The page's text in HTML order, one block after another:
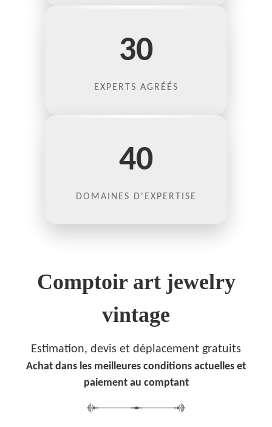
30
EXPERTS AGRÉÉS
40
DOMAINES D'EXPERTISE
Comptoir art jewelry
vintage
Estimation, devis et déplacement gratuits
Achat dans les meilleures conditions actuelles et
paiement au comptant